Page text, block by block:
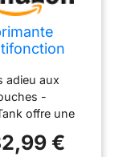
-
à son écran
LCD de 3,7
à son chargeur
de
de 30
à son fax et
de 100
ET-
équipée
avec
3 ans
adieu aux
-
offre une
et
€